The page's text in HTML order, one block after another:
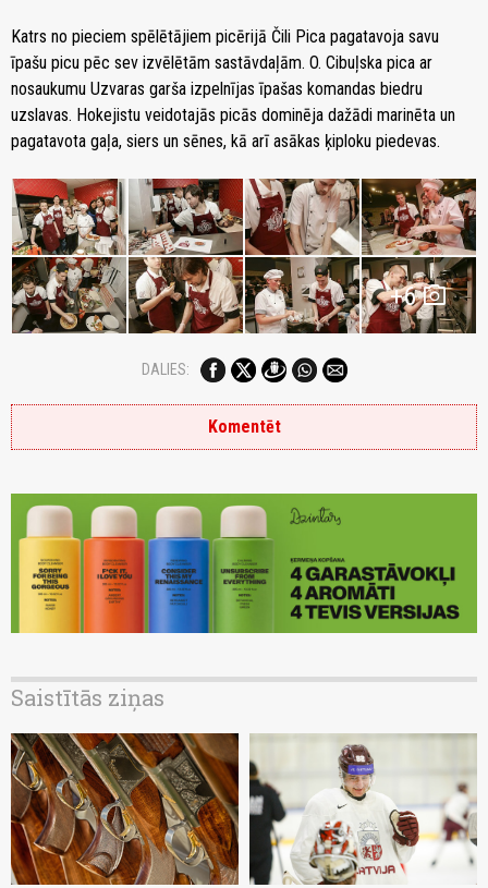
Katrs no pieciem spēlētājiem picērijā Čili Pica pagatavoja savu
īpašu picu pēc sev izvēlētām sastāvdaļām. O. Cibuļska pica ar
nosaukumu Uzvaras garša izpelnījas īpašas komandas biedru
uzslavas. Hokejistu veidotajās picās dominēja dažādi marinēta un
pagatavota gaļa, siers un sēnes, kā arī asākas ķiploku piedevas.
+6photo_camera
DALIES:
Komentēt
Saistītās ziņas